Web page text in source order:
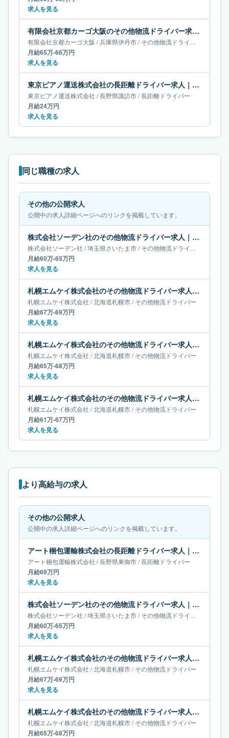
求人を見る
有限会社京都カーゴ大阪のその他物流ドライバー求人｜兵庫県伊丹市｜月給65万-66万円
有限会社京都カーゴ大阪 /兵庫県伊丹市/その他物流ドライバー
月給65万-66万円
求人を見る
東京ピアノ運送株式会社の長距離ドライバー求人｜長野県諏訪市｜月給24万円
東京ピアノ運送株式会社 /長野県諏訪市/長距離ドライバー
月給24万円
求人を見る
同じ職種の求人
その他の公開求人
公開中の求人詳細ページへのリンクを掲載しています。
株式会社ソーデン社のその他物流ドライバー求人｜埼玉県さいたま市｜月給60万-65万円
株式会社ソーデン社 /埼玉県さいたま市/その他物流ドライバー
月給60万-65万円
求人を見る
札幌エムケイ株式会社のその他物流ドライバー求人｜北海道札幌市｜月給67万-69万円
札幌エムケイ株式会社 /北海道札幌市/その他物流ドライバー
月給67万-69万円
求人を見る
札幌エムケイ株式会社のその他物流ドライバー求人｜北海道札幌市｜月給65万-68万円
札幌エムケイ株式会社 /北海道札幌市/その他物流ドライバー
月給65万-68万円
求人を見る
札幌エムケイ株式会社のその他物流ドライバー求人｜北海道札幌市｜月給61万-67万円
札幌エムケイ株式会社 /北海道札幌市/その他物流ドライバー
月給61万-67万円
求人を見る
より高給与の求人
その他の公開求人
公開中の求人詳細ページへのリンクを掲載しています。
アート梱包運輸株式会社の長距離ドライバー求人｜長野県東御市｜月給69万円
アート梱包運輸株式会社 /長野県東御市/長距離ドライバー
月給69万円
求人を見る
株式会社ソーデン社のその他物流ドライバー求人｜埼玉県さいたま市｜月給60万-65万円
株式会社ソーデン社 /埼玉県さいたま市/その他物流ドライバー
月給60万-65万円
求人を見る
札幌エムケイ株式会社のその他物流ドライバー求人｜北海道札幌市｜月給67万-69万円
札幌エムケイ株式会社 /北海道札幌市/その他物流ドライバー
月給67万-69万円
求人を見る
札幌エムケイ株式会社のその他物流ドライバー求人｜北海道札幌市｜月給65万-68万円
札幌エムケイ株式会社 /北海道札幌市/その他物流ドライバー
月給65万-68万円